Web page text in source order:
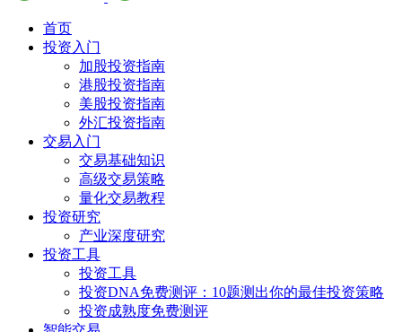
首页
投资入门
加股投资指南
港股投资指南
美股投资指南
外汇投资指南
交易入门
交易基础知识
高级交易策略
量化交易教程
投资研究
产业深度研究
投资工具
投资工具
投资DNA免费测评：10题测出你的最佳投资策略
投资成熟度免费测评